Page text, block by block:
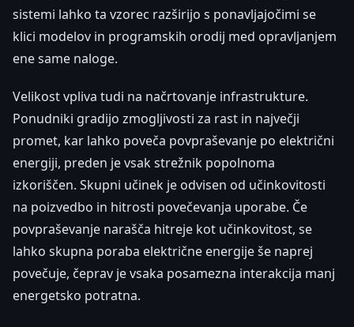
sistemi lahko ta vzorec razširijo s ponavljajočimi se
klici modelov in programskih orodij med opravljanjem
ene same naloge.
Velikost vpliva tudi na načrtovanje infrastrukture.
Ponudniki gradijo zmogljivosti za rast in največji
promet, kar lahko poveča povpraševanje po električni
energiji, preden je vsak strežnik popolnoma
izkoriščen. Skupni učinek je odvisen od učinkovitosti
na poizvedbo in hitrosti povečevanja uporabe. Če
povpraševanje narašča hitreje kot učinkovitost, se
lahko skupna poraba električne energije še naprej
povečuje, čeprav je vsaka posamezna interakcija manj
energetsko potratna.